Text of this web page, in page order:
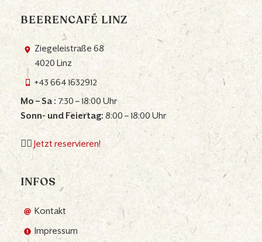
BEERENCAFÉ LINZ
Ziegeleistraße 68
4020 Linz
+43 664 1632912
Mo – Sa : 7:30 – 18:00 Uhr
Sonn- und Feiertag:8:00 – 18:00 Uhr
👉🏼Jetzt reservieren!
INFOS
Kontakt
Impressum